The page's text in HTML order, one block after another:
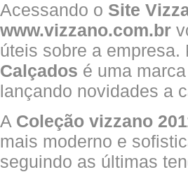
Acessando o Site
www.vizzano.com.br
úteis sobre a
Calçados é uma
lançando novidades a
A Coleção vizzano
mais moderno e
seguindo as últimas